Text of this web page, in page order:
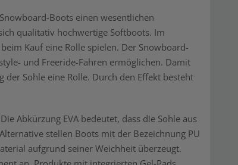
Boots einen wesentlichen
qualitativ hochwertige Softboots. Im
Kauf eine Rolle spielen. Der Snowboard-
und Freeride-Fahren ermöglichen. Damit
Sohle eine Rolle. Durch den Effekt besteht
Abkürzung EVA bedeutet, dass die Sohle aus
stellen Boots mit der Bezeichnung PU
aufgrund seiner Weichheit überzeugt.